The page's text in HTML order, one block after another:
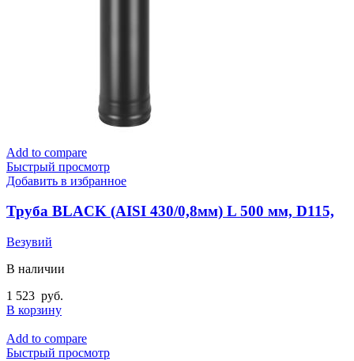
Add to compare
Быстрый просмотр
Добавить в избранное
Труба BLACK (AISI 430/0,8мм) L 500 мм, D115,
Везувий
В наличии
1 523 руб.
В корзину
Add to compare
Быстрый просмотр